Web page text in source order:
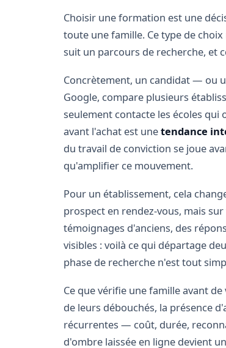
Choisir une formation est une
toute une famille. Ce type de
suit un parcours de recherche, et
Concrètement, un candidat — ou
Google, compare plusieurs
seulement contacte les écoles
avant l'achat est unetendance
du travail de conviction se joue
qu'amplifier ce mouvement.
Pour un établissement, cela
prospect en rendez-vous, mais
témoignages d'anciens, des
visibles : voilà ce qui départage
phase de recherche n'est tout
Ce que vérifie une famille avant
de leurs débouchés, la présence
récurrentes — coût, durée,
d'ombre laissée en ligne devient